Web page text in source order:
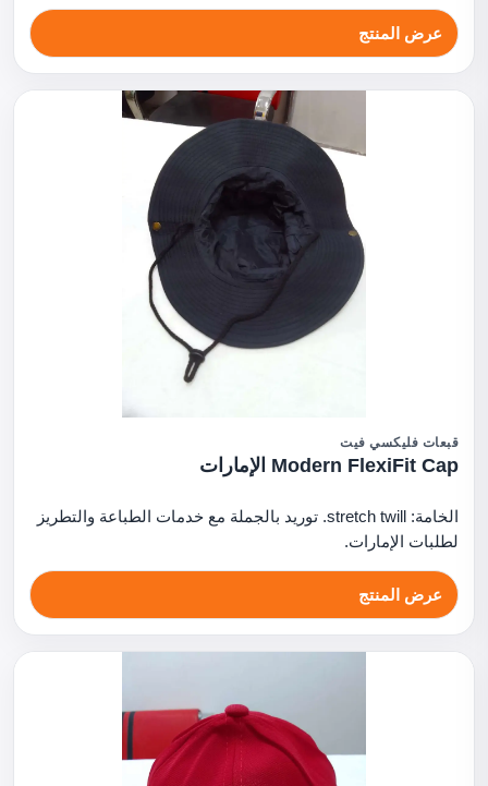
عرض المنتج
قبعات فليكسي فيت
Modern FlexiFit Cap الإمارات
الخامة: stretch twill. توريد بالجملة مع خدمات الطباعة والتطريز
لطلبات الإمارات.
عرض المنتج